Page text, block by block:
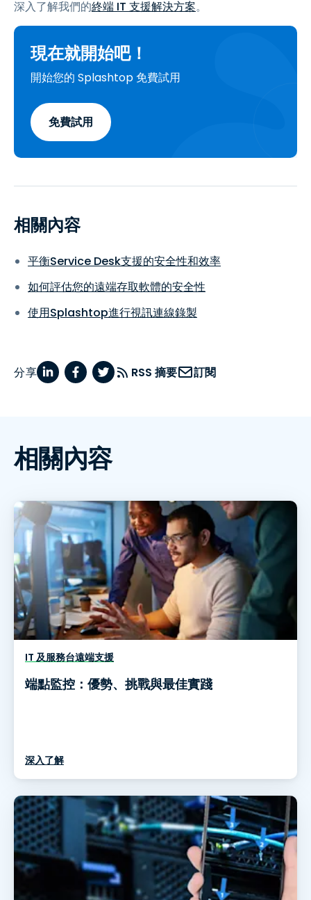
深入了解我們的終端 IT 支援解決方案。
現在就開始吧！
開始您的 Splashtop 免費試用
免費試用
相關內容
平衡Service Desk支援的安全性和效率
如何評估您的遠端存取軟體的安全性
使用Splashtop進行視訊連線錄製
分享 RSS 摘要 訂閱
相關內容
IT 及服務台遠端支援
端點監控：優勢、挑戰與最佳實踐
深入了解